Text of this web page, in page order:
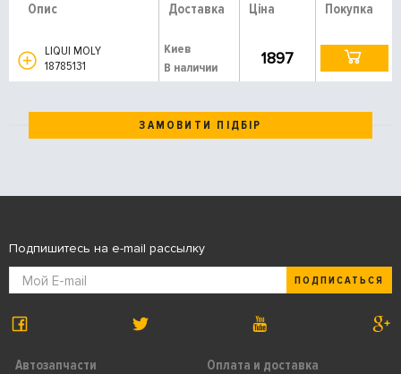
Опис Доставка Ціна Покупка
LIQUI MOLY
18785131
Киев
В наличии
1897
ЗАМОВИТИ ПІДБІР
Автозапчасти Оплата и доставка
Подпишитесь на e-mail рассылку
ПОДПИСАТЬСЯ